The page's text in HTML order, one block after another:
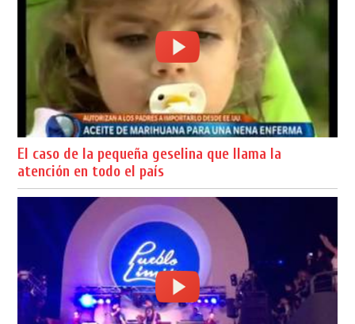
El caso de la pequeña geselina que llama la
atención en todo el país